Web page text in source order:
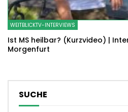
WEITBLICKTV-INTERVIEWS
Ist MS heilbar? (Kurzvideo) |
Morgenfurt
SUCHE